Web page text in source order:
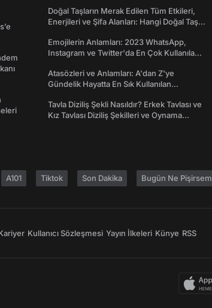
Doğal Taşların Merak Edilen Tüm Etkileri,
Enerjileri ve Şifa Alanları: Hangi Doğal Taş
Emojilerin Anlamları: 2023 WhatsApp,
Instagram ve Twitter'da En Çok Kullanılan
Atasözleri ve Anlamları: A'dan Z'ye
Gündelik Hayatta En Sık Kullanılan
Tavla Diziliş Şekli Nasıldır? Erkek Tavlası ve
Kız Tavlası Diziliş Şekilleri ve Oynama
A101 Tiktok Son Dakika Bugün Ne Pişirsem
Kullanıcı Sözleşmesi Yayın İlkeleri Künye RSS